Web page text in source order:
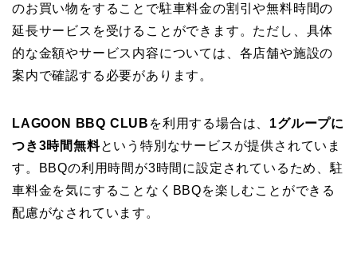
のお買い物をすることで駐車料金の割引や無料時間の
延長サービスを受けることができます。ただし、具体
的な金額やサービス内容については、各店舗や施設の
案内で確認する必要があります。
LAGOON BBQ CLUB を利用する場合は、 1グループに
つき3時間無料という特別なサービスが提供されていま
す。BBQの利用時間が3時間に設定されているため、駐
車料金を気にすることなくBBQを楽しむことができる
配慮がなされています。